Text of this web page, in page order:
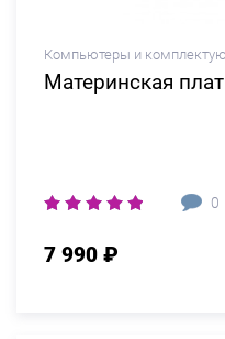
Компьютеры и
Материнская
0
7 990 ₽